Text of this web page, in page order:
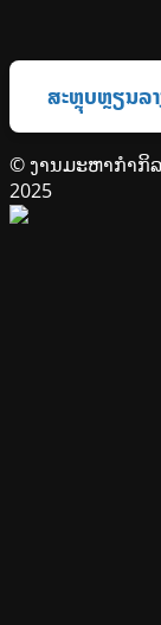
ສະຫຼຸບຫຼຽນລ
© ງານມະຫາກຳກິ
2025